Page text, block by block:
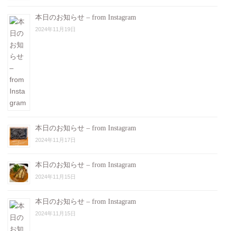
本日のお知らせ – from Instagram
2024年11月19日
本日のお知らせ – from Instagram
2024年11月17日
本日のお知らせ – from Instagram
2024年11月15日
本日のお知らせ – from Instagram
2024年11月15日